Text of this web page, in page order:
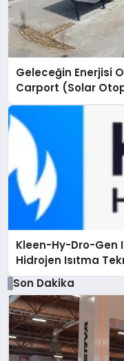
Geleceğin Enerjisi
Carport (Solar
Kleen-Hy-Dro-Gen
Hidrojen Isıtma
Düzenleyici
Son Dakika